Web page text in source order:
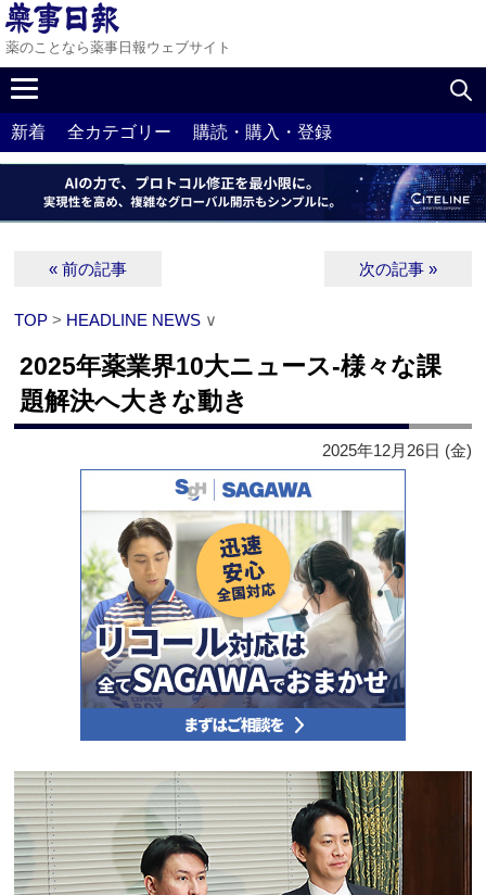
薬のことなら薬事日報ウェブサイト
新着 全カテゴリー 購読・購入・登録
« 前の記事 次の記事 »
TOP > HEADLINE NEWS ∨
2025年薬業界10大ニュース‐様々な課
題解決へ大きな動き
2025年12月26日 (金)